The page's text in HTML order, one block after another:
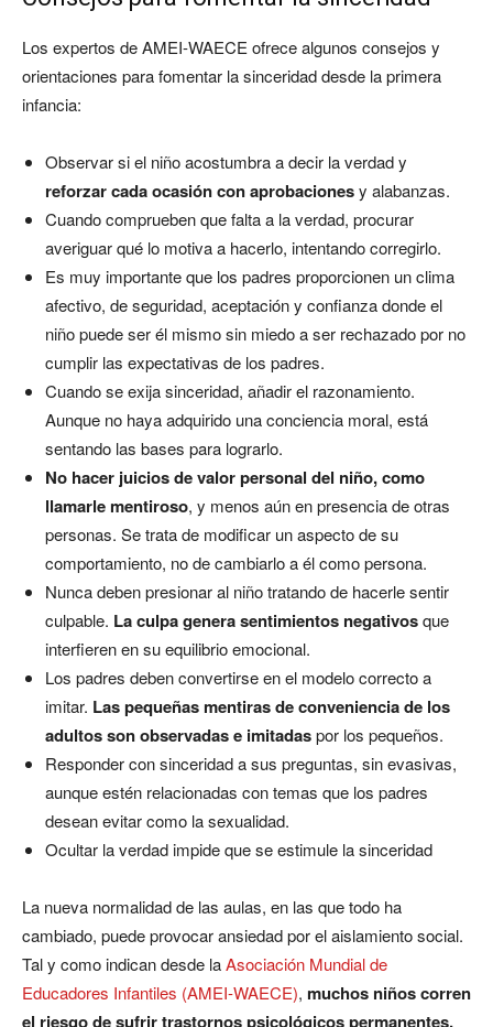
Los expertos de AMEI-WAECE ofrece algunos consejos y
orientaciones para fomentar la sinceridad desde la primera
infancia:
Observar si el niño acostumbra a decir la verdad y
reforzar cada ocasión con aprobacionesy alabanzas.
Cuando comprueben que falta a la verdad, procurar
averiguar qué lo motiva a hacerlo, intentando corregirlo.
Es muy importante que los padres proporcionen un clima
afectivo, de seguridad, aceptación y confianza donde el
niño puede ser él mismo sin miedo a ser rechazado por no
cumplir las expectativas de los padres.
Cuando se exija sinceridad, añadir el razonamiento.
Aunque no haya adquirido una conciencia moral, está
sentando las bases para lograrlo.
No hacer juicios de valor personal del niño, como
llamarle mentiroso, y menos aún en presencia de otras
personas. Se trata de modificar un aspecto de su
comportamiento, no de cambiarlo a él como persona.
Nunca deben presionar al niño tratando de hacerle sentir
culpable. La culpa genera sentimientos negativosque
interfieren en su equilibrio emocional.
Los padres deben convertirse en el modelo correcto a
imitar. Las pequeñas mentiras de conveniencia de los
adultos son observadas e imitadaspor los pequeños.
Responder con sinceridad a sus preguntas, sin evasivas,
aunque estén relacionadas con temas que los padres
desean evitar como la sexualidad.
Ocultar la verdad impide que se estimule la sinceridad
La nueva normalidad de las aulas, en las que todo ha
cambiado, puede provocar ansiedad por el aislamiento social.
Tal y como indican desde laAsociación Mundial de
Educadores Infantiles (AMEI-WAECE), muchos niños corren
el riesgo de sufrir trastornos psicológicos permanentes,